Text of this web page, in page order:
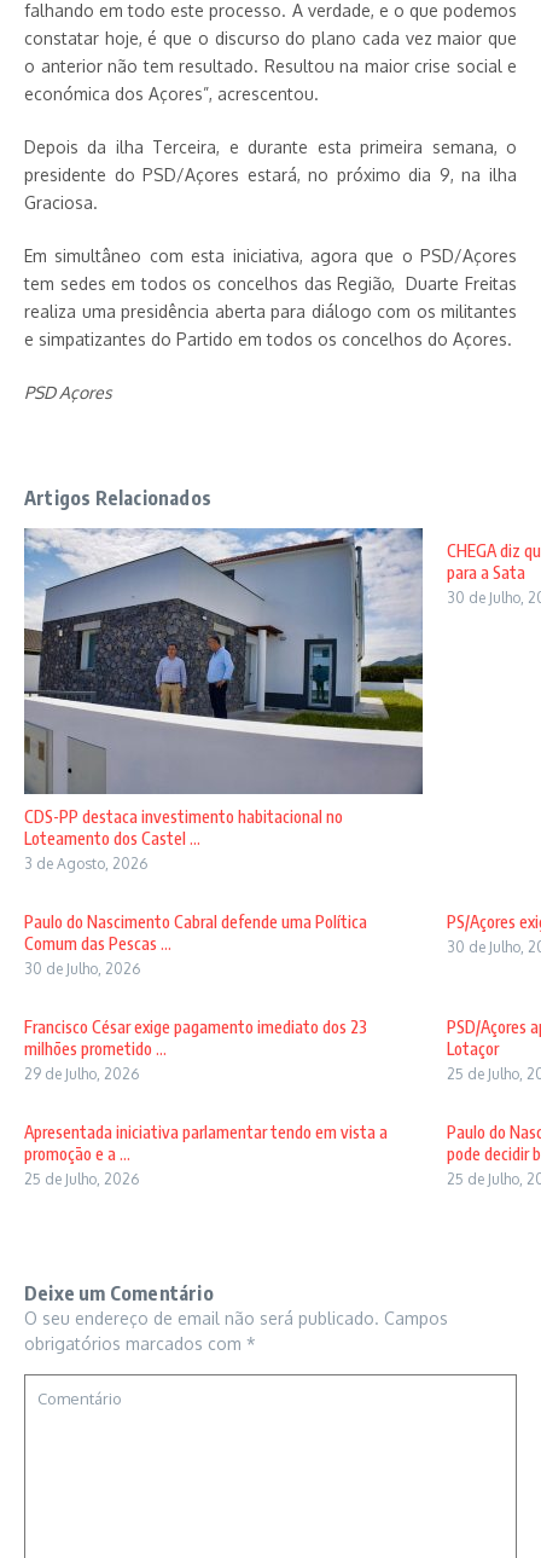
falhando em todo este processo. A verdade, e o que podemos
constatar hoje, é que o discurso do plano cada vez maior que
o anterior não tem resultado. Resultou na maior crise social e
económica dos Açores”, acrescentou.
Depois da ilha Terceira, e durante esta primeira semana, o
presidente do PSD/Açores estará, no próximo dia 9, na ilha
Graciosa.
Em simultâneo com esta iniciativa, agora que o PSD/Açores
tem sedes em todos os concelhos das Região, Duarte Freitas
realiza uma presidência aberta para diálogo com os militantes
e simpatizantes do Partido em todos os concelhos do Açores.
PSD Açores
Artigos Relacionados
CDS-PP destaca investimento habitacional no
Loteamento dos Castel ...
3 de Agosto, 2026
CHEGA diz
para a Sata
30 de Julho,
Paulo do Nascimento Cabral defende uma Política
Comum das Pescas ...
30 de Julho, 2026
PS/Açores
30 de Julho,
Francisco César exige pagamento imediato dos 23
milhões prometido ...
29 de Julho, 2026
PSD/Açores
Lotaçor
25 de Julho,
Apresentada iniciativa parlamentar tendo em vista a
promoção e a ...
25 de Julho, 2026
Paulo do
pode decidir
25 de Julho,
Deixe um Comentário
O seu endereço de email não será publicado. Campos
obrigatórios marcados com *